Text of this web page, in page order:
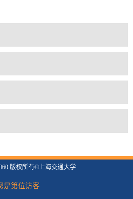
版权所有©上海交通大学
是第位访客